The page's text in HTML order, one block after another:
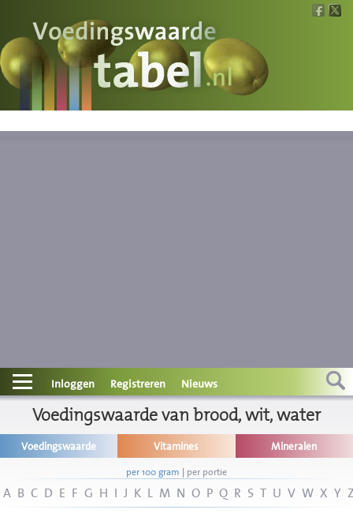
Voedingswaarde
Wat is wat?
Contact
Informatie
Disclaimer
Inloggen Registreren Nieuws
Voedingswaarde van brood, wit, water
Voedingswaarde Vitamines Mineralen
per 100 gram | per portie
A B C D E F G H I J K L M N O P Q R S T U V W X Y